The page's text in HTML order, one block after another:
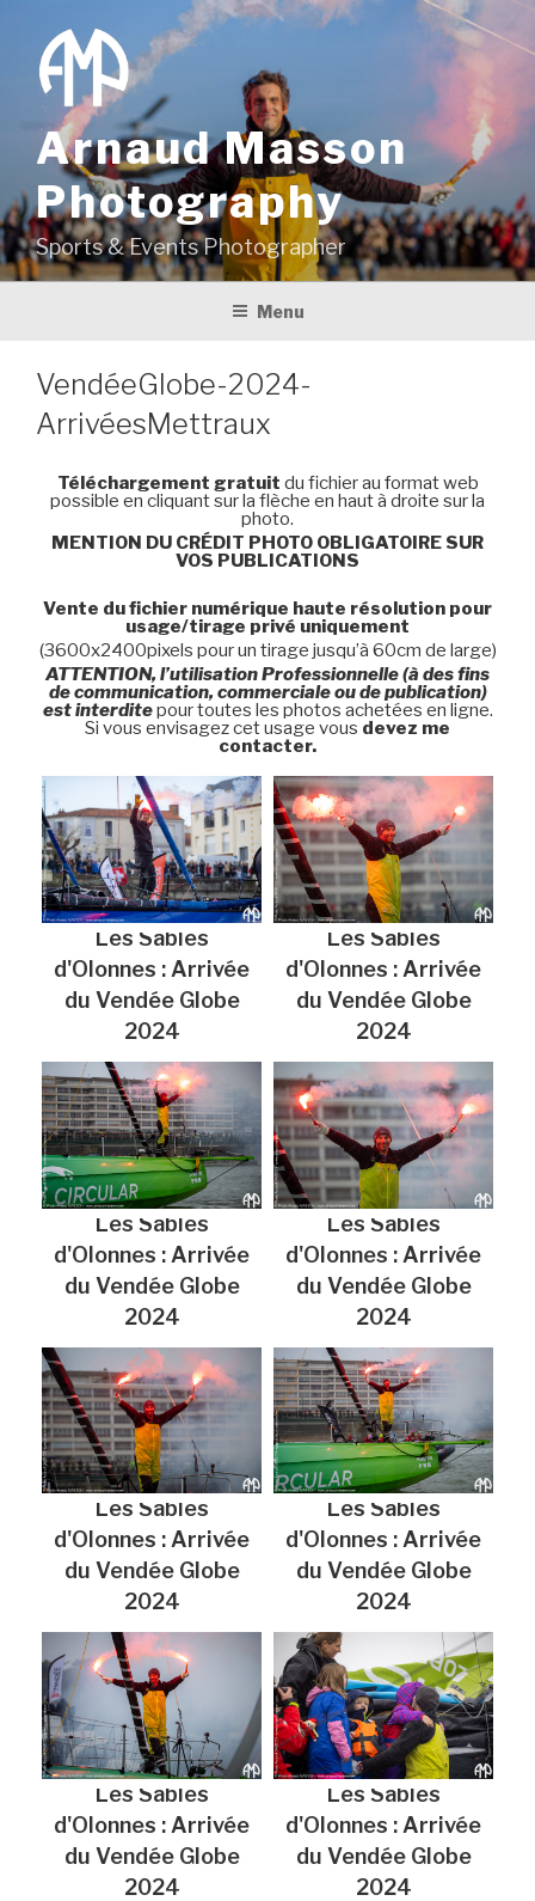
contenu
principal
Arnaud Masson
Photography
Sports & Events Photographer
Menu
VendéeGlobe-2024-
ArrivéesMettraux
Téléchargement gratuit du fichier au format web
possible en cliquant sur la flèche en haut à droite sur la
photo.
MENTION DU CRÉDIT PHOTO OBLIGATOIRE SUR
VOS PUBLICATIONS
Vente du fichier numérique haute résolution pour
usage/tirage privé uniquement
(3600x2400pixels pour un tirage jusqu’à 60cm de large)
ATTENTION, l’utilisation Professionnelle (à des fins
de communication, commerciale ou de publication)
est interditepour toutes les photos achetées en ligne.
Si vous envisagez cet usage vous devez me
contacter.
Les Sables
d'Olonnes : Arrivée
du Vendée Globe
2024
Les Sables
d'Olonnes : Arrivée
du Vendée Globe
2024
Les Sables
d'Olonnes : Arrivée
du Vendée Globe
2024
Les Sables
d'Olonnes : Arrivée
du Vendée Globe
2024
Les Sables
d'Olonnes : Arrivée
du Vendée Globe
2024
Les Sables
d'Olonnes : Arrivée
du Vendée Globe
2024
Les Sables
d'Olonnes : Arrivée
du Vendée Globe
2024
Les Sables
d'Olonnes : Arrivée
du Vendée Globe
2024